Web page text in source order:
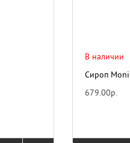
В наличии
Сироп
679.00р.